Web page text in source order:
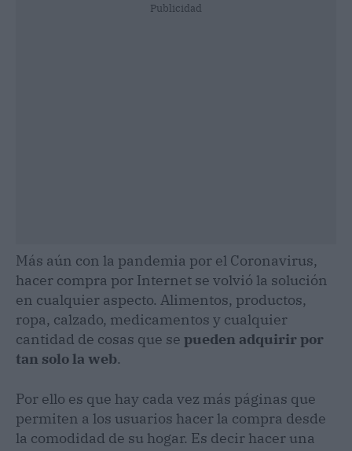
Publicidad
Más aún con la pandemia por el Coronavirus,
hacer compra por Internet se volvió la solución
en cualquier aspecto. Alimentos, productos,
ropa, calzado, medicamentos y cualquier
cantidad de cosas que se pueden adquirir por
tan solo la web.
Por ello es que hay cada vez más páginas que
permiten a los usuarios hacer la compra desde
la comodidad de su hogar. Es decir hacer una